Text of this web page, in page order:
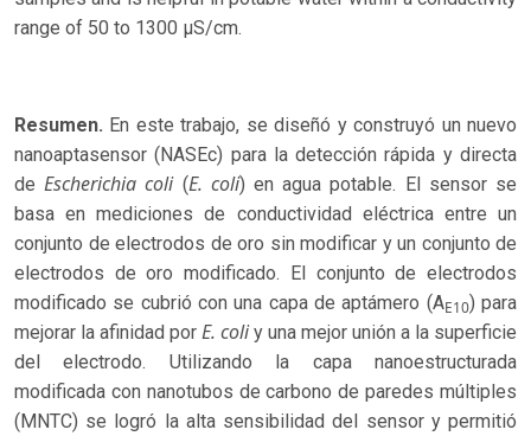
range of 50 to 1300 µS/cm.
Resumen. En este trabajo, se diseñó y construyó un nuevo
nanoaptasensor (NASEc) para la detección rápida y directa
deEscherichia coli(E. coli) en agua potable. El sensor se
basa en mediciones de conductividad eléctrica entre un
conjunto de electrodos de oro sin modificar y un conjunto de
electrodos de oro modificado. El conjunto de electrodos
modificado se cubrió con una capa de aptámero (AE10) para
mejorar la afinidad por E. coliy una mejor unión a la superficie
del electrodo. Utilizando la capa nanoestructurada
modificada con nanotubos de carbono de paredes múltiples
(MNTC) se logró la alta sensibilidad del sensor y permitió